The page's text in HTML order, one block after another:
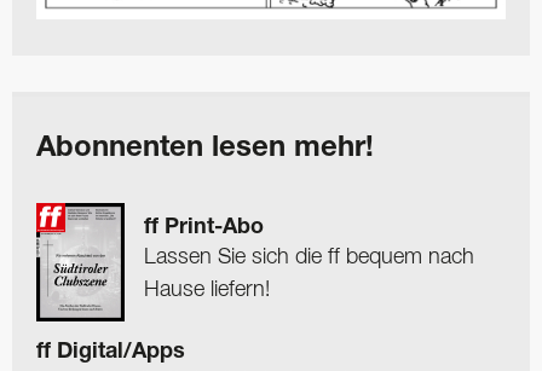
Abonnenten lesen mehr!
ff Print-Abo
Lassen Sie sich die ff bequem nach
Hause liefern!
ff Digital/Apps